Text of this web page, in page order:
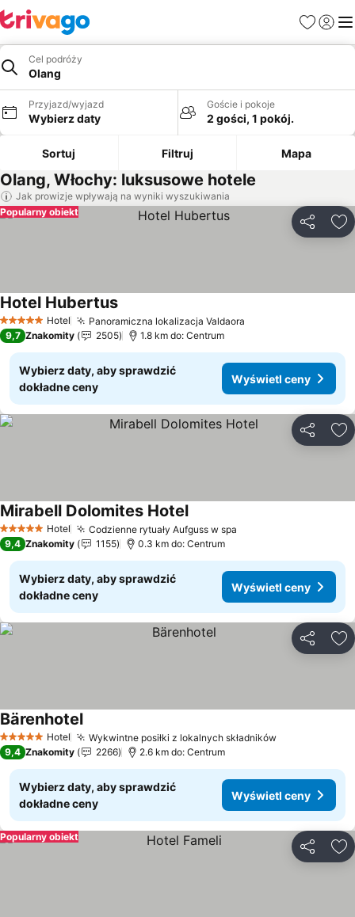
Ulubione
Cel podróży
Olang
Przyjazd/wyjazd
Wybierz daty
Goście i pokoje
2 gości, 1 pokój.
Sortuj Filtruj Mapa
Olang, Włochy: luksusowe hotele
Jak prowizje wpływają na wyniki wyszukiwania
Popularny obiekt
5 KategoriaHotel Panoramiczna lokalizacja Valdaora
Hotel HubertusWyświetl ceny
9,7 Znakomity 2505 1.8 km do: Centrum
Wybierz daty, aby sprawdzić
dokładne ceny
Wyświetl ceny
5 KategoriaHotel Codzienne rytuały Aufguss w spa
Mirabell Dolomites HotelWyświetl ceny
9,4 Znakomity 1155 0.3 km do: Centrum
Wybierz daty, aby sprawdzić
dokładne ceny
Wyświetl ceny
5 KategoriaHotel Wykwintne posiłki z lokalnych składnikówWyświetl
BärenhotelWyświetl ceny
9,4 Znakomity 2266 2.6 km do: Centrum
Wybierz daty, aby sprawdzić
dokładne ceny
Wyświetl ceny
Popularny obiekt